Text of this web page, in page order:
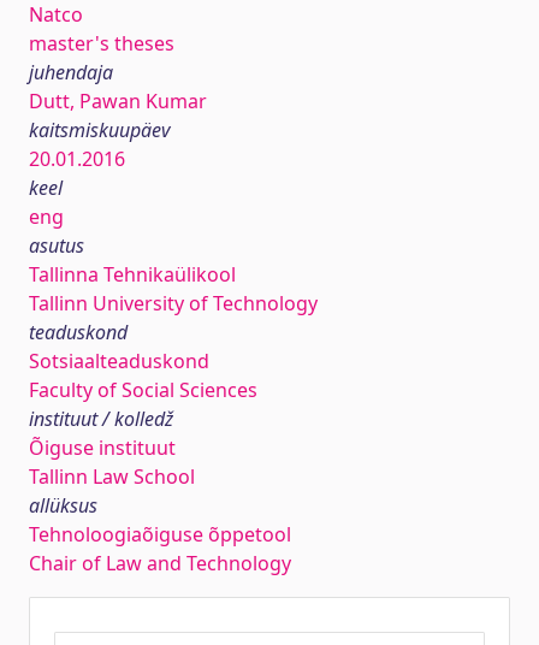
Natco
master's theses
juhendaja
Dutt, Pawan Kumar
kaitsmiskuupäev
20.01.2016
keel
eng
asutus
Tallinna Tehnikaülikool
Tallinn University of Technology
teaduskond
Sotsiaalteaduskond
Faculty of Social Sciences
instituut / kolledž
Õiguse instituut
Tallinn Law School
allüksus
Tehnoloogiaõiguse õppetool
Chair of Law and Technology